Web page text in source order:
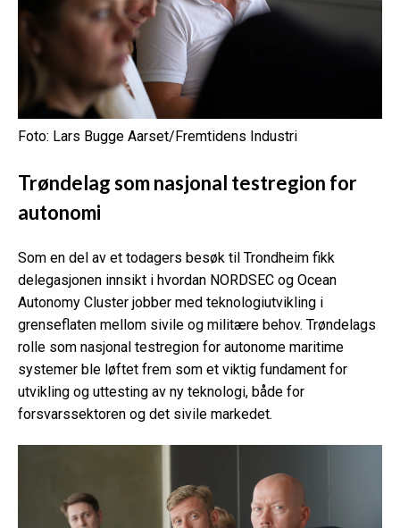
Foto: Lars Bugge Aarset/Fremtidens Industri
Trøndelag som nasjonal testregion for
autonomi
Som en del av et todagers besøk til Trondheim fikk
delegasjonen innsikt i hvordan NORDSEC og Ocean
Autonomy Cluster jobber med teknologiutvikling i
grenseflaten mellom sivile og militære behov. Trøndelags
rolle som nasjonal testregion for autonome maritime
systemer ble løftet frem som et viktig fundament for
utvikling og uttesting av ny teknologi, både for
forsvarssektoren og det sivile markedet.